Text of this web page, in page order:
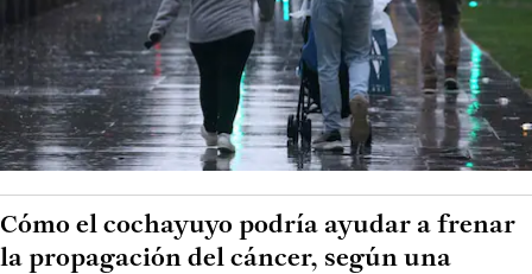
Cómo el cochayuyo podría ayudar a frenar
la propagación del cáncer, según una